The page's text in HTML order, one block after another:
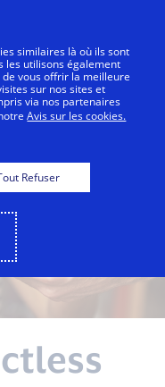
Pour les émetteurs +
similaires là où ils sont
les utilisons également
vous offrir la meilleure
sur nos sites et
via nos partenaires
Avis sur les cookies.
Refuser